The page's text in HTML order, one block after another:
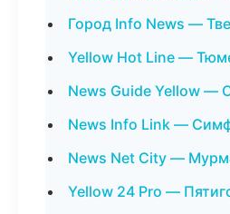
Город Info News —
Yellow Hot Line —
News Guide Yellow —
News Info Link —
News Net City —
Yellow 24 Pro —